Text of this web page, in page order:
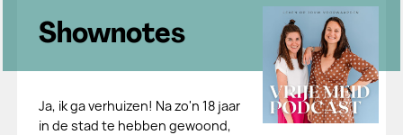
Shownotes
Ja, ik ga verhuizen! Na zo'n 18 jaar
in de stad te hebben gewoond,